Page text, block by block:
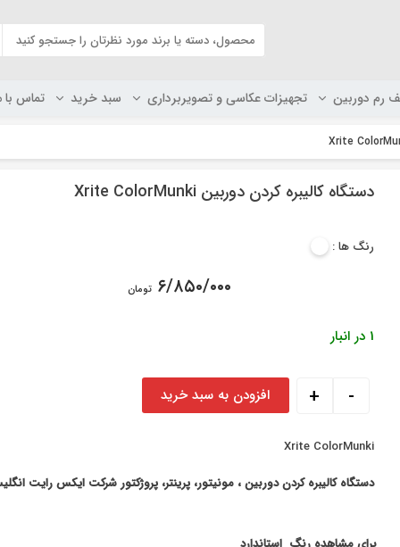
رم دوربین تجهیزات عکاسی و تصویربرداری سبد خرید تماس با
دستگاه کالیبره کردن دوربین Xrite ColorMunki
رنگ ها :
۶/۸۵۰/۰۰۰ تومان
1 در انبار
دستگاه کالیبره کردن دوربین Xrite ColorMunki عدد
-
+ افزودن به سبد خرید
Xrite ColorMunki
دستگاه کالیبره کردن دوربین ، مونیتور، پرینتر، پروژکتورشرکت ایکس رایت